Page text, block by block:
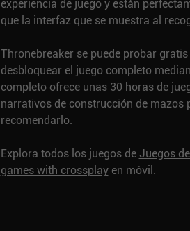
experiencia de juego y están
que la interfaz que se muestra al
Thronebreaker se puede probar
desbloquear el juego completo
completo ofrece unas 30 horas de
narrativos de construcción de mazos
recomendarlo.
Explora todos los juegos de Juegos
games with crossplayen móvil.